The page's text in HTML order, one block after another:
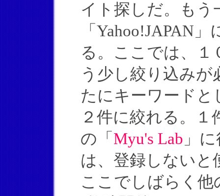
イト探しだ。もう
「Yahoo!JAPAN
る。ここでは、
う少し絞り込みが
たにキーワードと
２件に絞れる。
の「 Myu's Lab 」
は、登録しない
ここでしばらく